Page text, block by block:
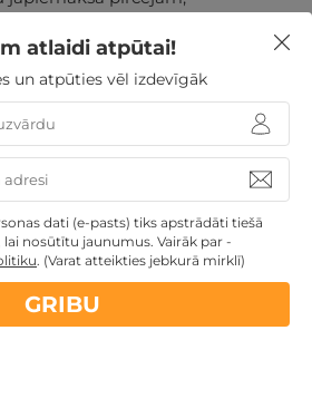
un administrācijas maksas
atmaksas garantija
apkalpošana
atlaidi atpūtai!
un atpūties vēl izdevīgāk
dati (e-pasts) tiks apstrādāti tiešā
nosūtītu jaunumus. Vairāk par -
. (Varat atteikties jebkurā mirklī)
GRIBU